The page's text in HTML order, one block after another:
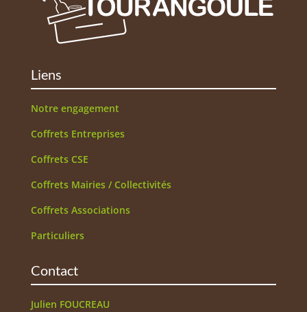
Liens
Notre engagement
Coffrets Entreprises
Coffrets CSE
Coffrets Mairies / Collectivités
Coffrets Associations
Particuliers
Contact
Julien FOUCREAU